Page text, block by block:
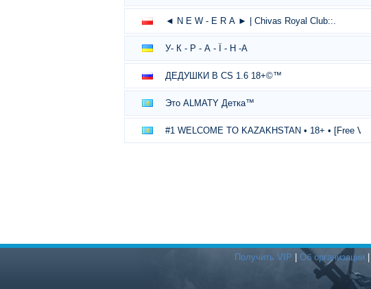
◄ N E W - E R А ► | Chivas Royal Club::.
У- К - Р - А - Ї - Н -А
ДЕДУШКИ В CS 1.6 18+©™
Это ALMATY Детка™
#1 WELCOME TO KAZAKHSTAN • 18+ • [Free VIP]
Получить VIP Об организации